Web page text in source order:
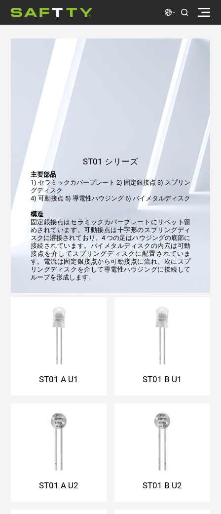
ST01 シリーズ
主要部品
グディスク
4) 可動接点 5) 導電性ハウジング 6) バイメタルディスク
構造
ループを形成します。
ST01 A U1 ST01 B U1
ST01 A U2 ST01 B U2